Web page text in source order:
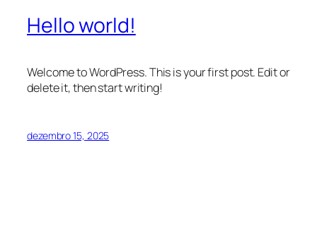
Hello world!
Welcome to WordPress. This is your first post. Edit or
delete it, then start writing!
dezembro 15, 2025